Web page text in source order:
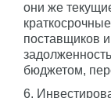
они же
поставщиков
бюджетом,
6.